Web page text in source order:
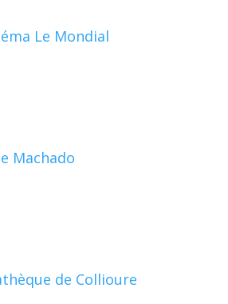
Le Mondial
Machado
de Collioure